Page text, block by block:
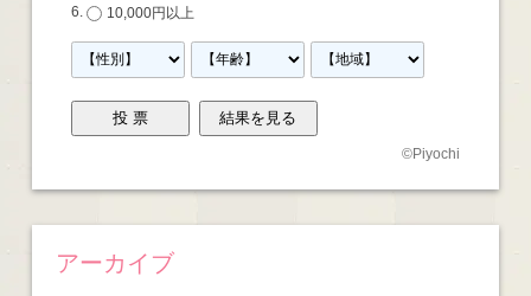
10,000円以上
©Piyochi
アーカイブ